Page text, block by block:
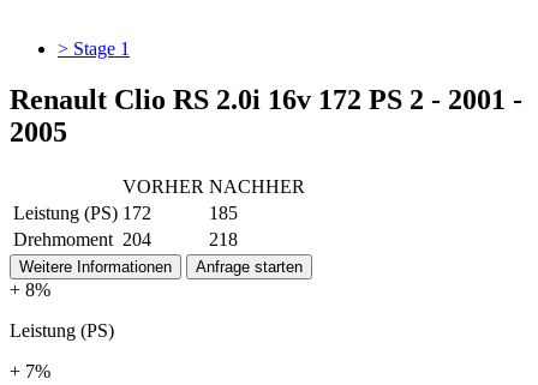
> Stage 1
Renault Clio RS 2.0i 16v 172 PS 2 - 2001 -
2005
VORHER NACHHER
Leistung (PS) 172
185
Drehmoment 204 218
Weitere Informationen Anfrage starten
+ 8%
Leistung (PS)
+ 7%